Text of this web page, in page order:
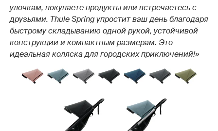
улочкам, покупаете продукты или встречаетесь с
друзьями. Thule Spring упростит ваш день благодаря
быстрому складыванию одной рукой, устойчивой
конструкции и компактным размерам. Это
идеальная коляска для городских приключений!»